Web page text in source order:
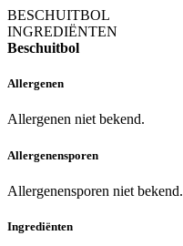
BESCHUITBOL
INGREDIËNTEN
Beschuitbol
Allergenen
Allergenen niet bekend.
Allergenensporen
Allergenensporen niet bekend.
Ingrediënten